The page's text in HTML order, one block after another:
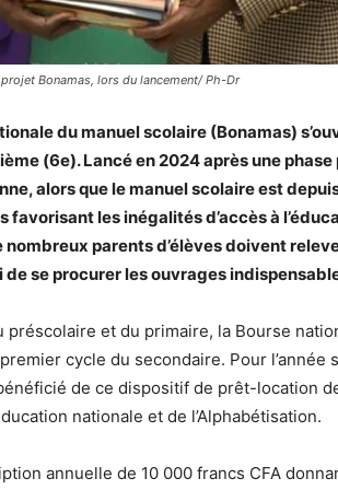
Bonamas, lors du lancement/ Ph-Dr
du manuel scolaire (Bonamas)
(6e). Lancé en 2024 après une
alors que le manuel scolaire est
favorisant les inégalités d’accès à
parents d’élèves doivent
se procurer les ouvrages
et du primaire, la Bourse
cycle du secondaire. Pour l’année
de ce dispositif de prêt-location
nationale et de l’Alphabétisation.
annuelle de 10 000 francs CFA